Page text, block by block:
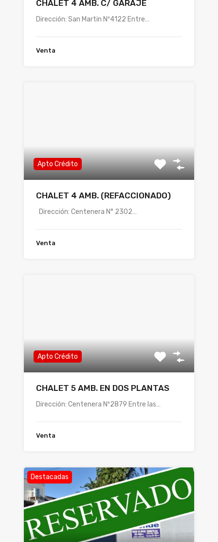
CHALET 4 AMB. C/ GARAJE
Dirección: San Martin Nº4122 Entre…
Venta
Apto Crédito
CHALET 4 AMB. (REFACCIONADO)
Dirección: Centenera N° 2302…
Venta
Apto Crédito
CHALET 5 AMB. EN DOS PLANTAS
Dirección: Centenera Nº2879 Entre las…
Venta
Destacadas